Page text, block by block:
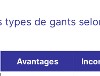
types de gants
Avantages